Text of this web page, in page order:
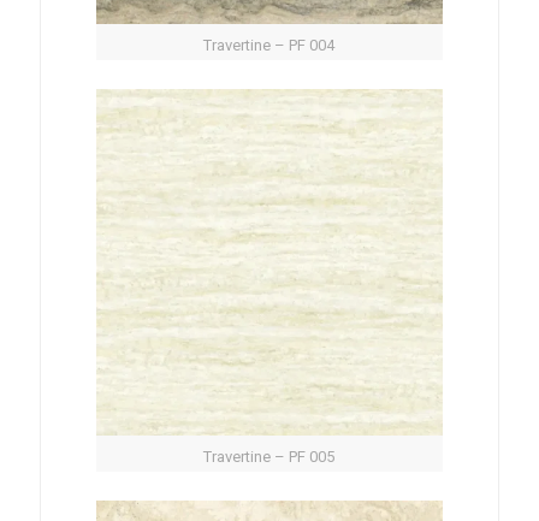
Travertine – PF 004
Travertine – PF 005